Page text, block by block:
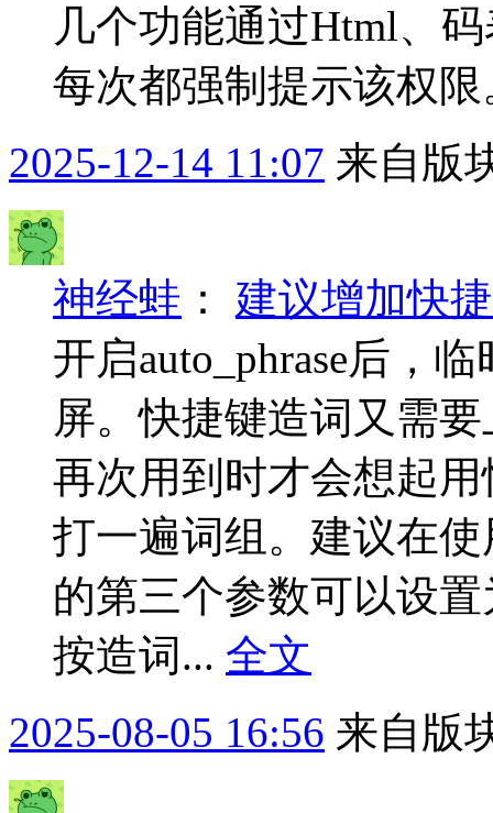
几个功能通过Html、
每次都强制提示该权
2025-12-14 11:07 来自版
神经蛙 ： 建议增加快
开启auto_phrase后，
屏。快捷键造词又需
再次用到时才会想起
打一遍词组。建议在使
的第三个参数可以设置
按造词... 全文
2025-08-05 16:56 来自版